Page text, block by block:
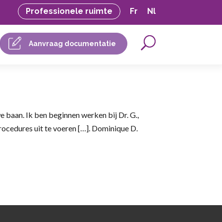
Professionele ruimte Fr Nl
Aanvraag documentatie
baan. Ik ben beginnen werken bij Dr. G.,
uit te voeren […]. Dominique D.